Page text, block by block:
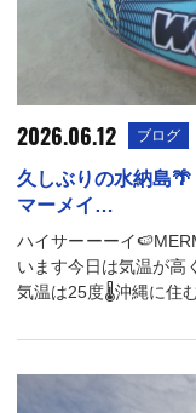
2026.06.12 ブログ
久しぶりの水納島
マーメイ…
ハイサーーーイ
います今日は気温が高
気温は25度🌡️沖縄に住